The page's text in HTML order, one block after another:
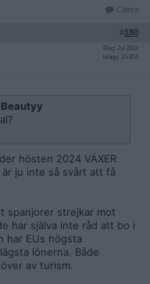
Citera
#180
Reg: Jul 2011
Inlägg: 15 853
hösten 2024 VÄXER
är ju inte så svårt att få
spanjorer strejkar mot
har själva inte råd att bo i
har EUs högsta
lönerna. Både
av turism.